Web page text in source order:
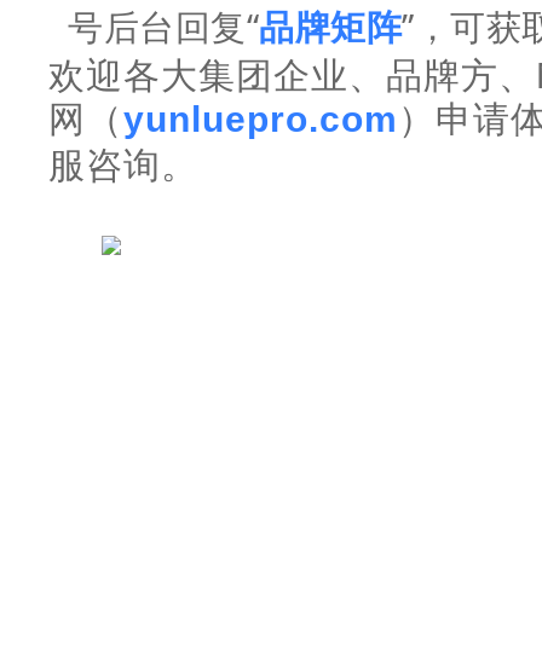
号后台回复“品牌矩阵”， 可获
欢迎各大集团企业、品牌方
网（yunluepro.com ）申请
服咨询。